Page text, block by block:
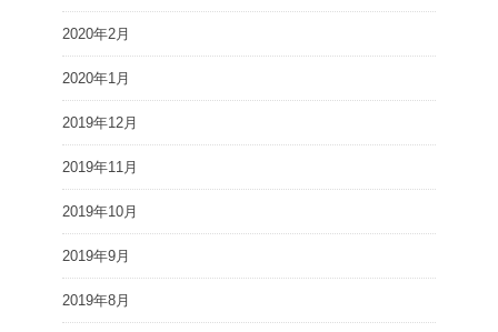
2020年2月
2020年1月
2019年12月
2019年11月
2019年10月
2019年9月
2019年8月